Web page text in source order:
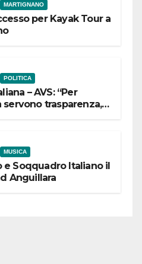
MARTIGNANO
per Kayak Tour a
POLITICA
– AVS: “Per
servono trasparenza,
MUSICA
e Soqquadro Italiano il
Anguillara